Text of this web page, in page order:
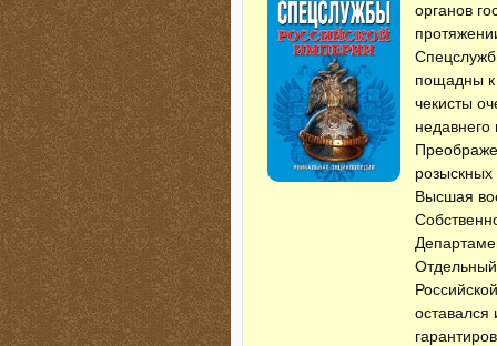
ор­ганов
пощадны к
чеки­сты
Высшая